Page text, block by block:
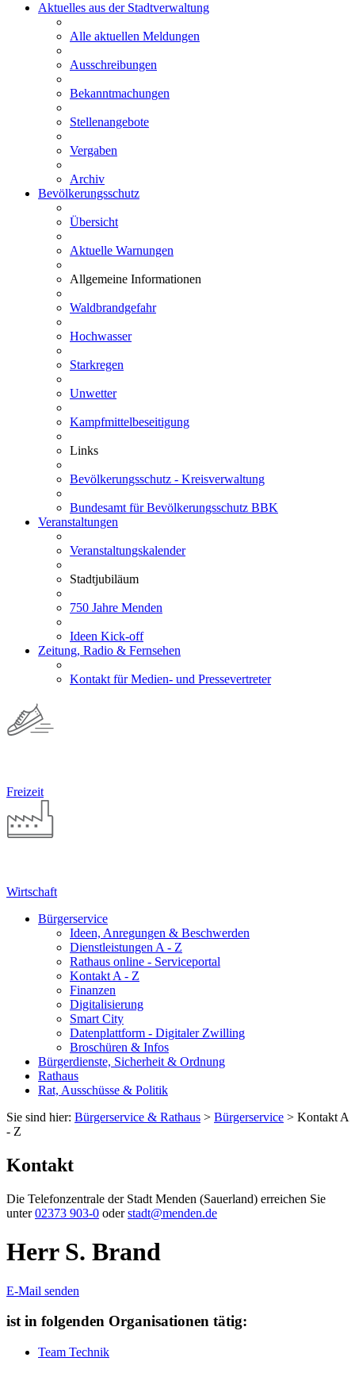
Aktuelles aus der Stadtverwaltung
Alle aktuellen Meldungen
Ausschreibungen
Bekanntmachungen
Stellenangebote
Vergaben
Archiv
Bevölkerungsschutz
Übersicht
Aktuelle Warnungen
Allgemeine Informationen
Waldbrandgefahr
Hochwasser
Starkregen
Unwetter
Kampfmittelbeseitigung
Links
Bevölkerungsschutz - Kreisverwaltung
Bundesamt für Bevölkerungsschutz BBK
Veranstaltungen
Veranstaltungskalender
Stadtjubiläum
750 Jahre Menden
Ideen Kick-off
Zeitung, Radio & Fernsehen
Kontakt für Medien- und Pressevertreter
Freizeit
Wirtschaft
Bürgerservice
Ideen, Anregungen & Beschwerden
Dienstleistungen A - Z
Rathaus online - Serviceportal
Kontakt A - Z
Finanzen
Digitalisierung
Smart City
Datenplattform - Digitaler Zwilling
Broschüren & Infos
Bürgerdienste, Sicherheit & Ordnung
Rathaus
Rat, Ausschüsse & Politik
Sie sind hier: Bürgerservice & Rathaus > Bürgerservice > Kontakt A
- Z
Kontakt
Die Telefonzentrale der Stadt Menden (Sauerland) erreichen Sie
unter02373 903-0 oderstadt@menden.de
Herr S. Brand
E-Mail senden
ist in folgenden Organisationen tätig:
Team Technik